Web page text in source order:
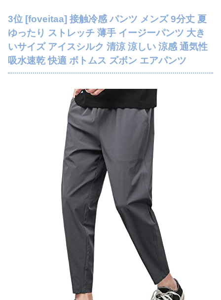
3位 [foveitaa] 接触冷感 パンツ メンズ 9分丈 夏
ゆったり ストレッチ 薄手 イージーパンツ 大き
いサイズ アイスシルク 清涼 涼しい 涼感 通気性
吸水速乾 快適 ボトムス ズボン エアパンツ